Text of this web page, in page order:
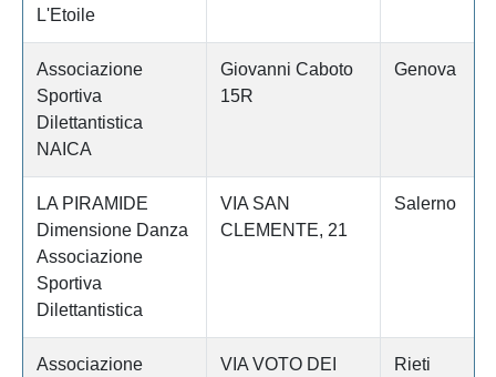
L'Etoile
Associazione
Sportiva
Dilettantistica
NAICA
Giovanni Caboto
15R
Genova
LA PIRAMIDE
Dimensione Danza
Associazione
Sportiva
Dilettantistica
VIA SAN
CLEMENTE, 21
Salerno
Associazione
VIA VOTO DEI
Rieti